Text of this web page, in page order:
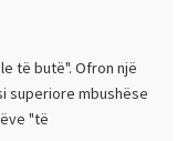
të butë". Ofron një
superiore mbushëse
"të